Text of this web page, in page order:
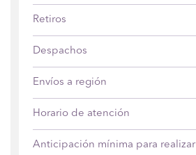
Retiros
Despachos
Envíos a región
Horario de atención
Anticipación mínima para realizar